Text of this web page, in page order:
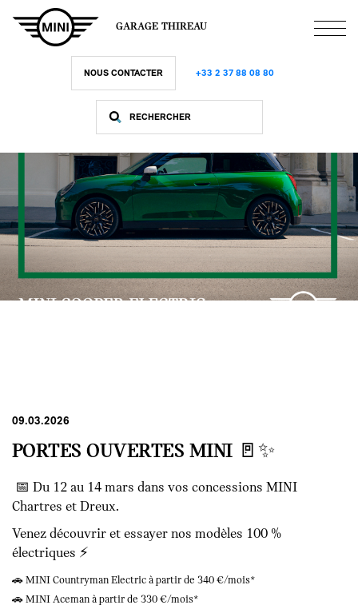
contenu
GARAGE THIREAU
NOUS CONTACTER +33 2 37 88 08 80
09.03.2026
PORTES OUVERTES MINI 🚪✨
📅 Du 12 au 14 mars dans vos concessions MINI
Chartres et Dreux.
Venez découvrir et essayer nos modèles 100 %
électriques ⚡
🚗 MINI Countryman Electric à partir de 340 €/mois*
🚗 MINI Aceman à partir de 330 €/mois*